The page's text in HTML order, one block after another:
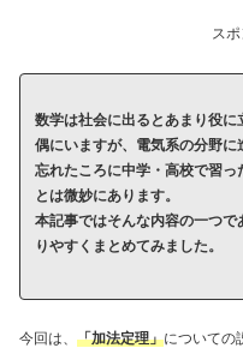
ス
数学は社会に出るとあまり役
偶にいますが、電気系の分野に
忘れたころに中学・高校で習
とは微妙にあります。
本記事ではそんな内容の一つ
りやすくまとめてみました。
今回は、 「加法定理」についての